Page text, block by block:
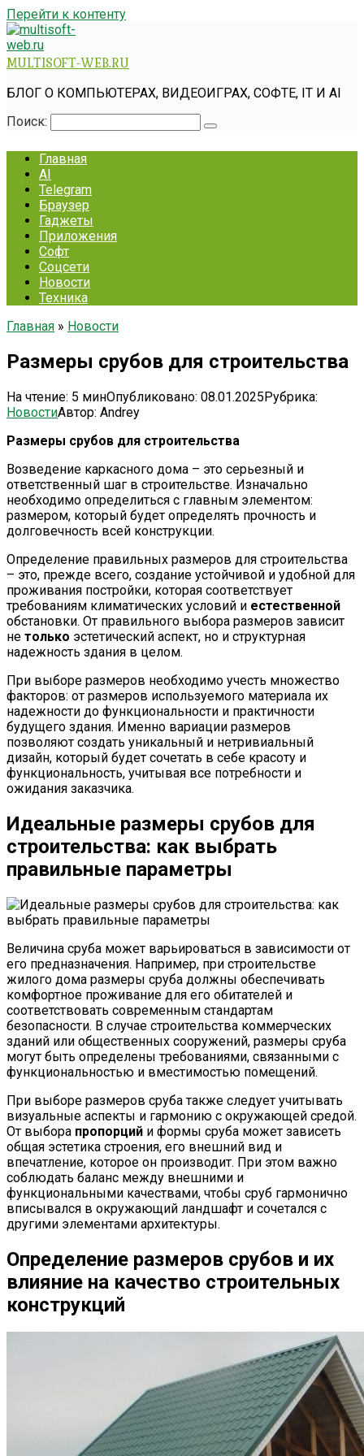
Перейти к контенту
MULTISOFT-WEB.RU
БЛОГ О КОМПЬЮТЕРАХ, ВИДЕОИГРАХ, СОФТЕ, IT И AI
Поиск:
Главная
AI
Telegram
Браузер
Гаджеты
Приложения
Софт
Соцсети
Новости
Техника
Главная » Новости
Размеры срубов для строительства
На чтение: 5 минОпубликовано: 08.01.2025Рубрика:
НовостиАвтор: Andrey
Размеры срубов для строительства
Возведение каркасного дома – это серьезный и
ответственный шаг в строительстве. Изначально
необходимо определиться с главным элементом:
размером, который будет определять прочность и
долговечность всей конструкции.
Определение правильных размеров для строительства
– это, прежде всего, создание устойчивой и удобной для
проживания постройки, которая соответствует
требованиям климатических условий и естественной
обстановки. От правильного выбора размеров зависит
не только эстетический аспект, но и структурная
надежность здания в целом.
При выборе размеров необходимо учесть множество
факторов: от размеров используемого материала их
надежности до функциональности и практичности
будущего здания. Именно вариации размеров
позволяют создать уникальный и нетривиальный
дизайн, который будет сочетать в себе красоту и
функциональность, учитывая все потребности и
ожидания заказчика.
Идеальные размеры срубов для
строительства: как выбрать
правильные параметры
Величина сруба может варьироваться в зависимости от
его предназначения. Например, при строительстве
жилого дома размеры сруба должны обеспечивать
комфортное проживание для его обитателей и
соответствовать современным стандартам
безопасности. В случае строительства коммерческих
зданий или общественных сооружений, размеры сруба
могут быть определены требованиями, связанными с
функциональностью и вместимостью помещений.
При выборе размеров сруба также следует учитывать
визуальные аспекты и гармонию с окружающей средой.
От выбора пропорций и формы сруба может зависеть
общая эстетика строения, его внешний вид и
впечатление, которое он производит. При этом важно
соблюдать баланс между внешними и
функциональными качествами, чтобы сруб гармонично
вписывался в окружающий ландшафт и сочетался с
другими элементами архитектуры.
Определение размеров срубов и их
влияние на качество строительных
конструкций